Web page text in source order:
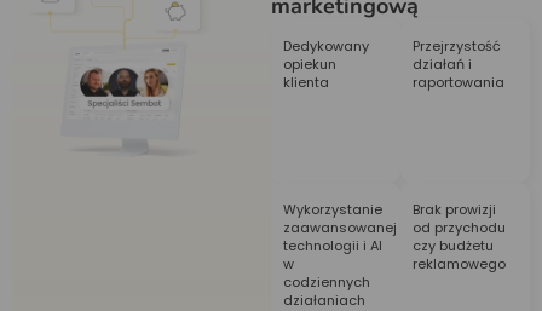
Dedykowany
opiekun
klienta
Przejrzystość
działań i
raportowania
Wykorzystanie
zaawansowanej
technologii i AI
w
codziennych
działaniach
Brak prowizji
od przychodu
czy budżetu
reklamowego